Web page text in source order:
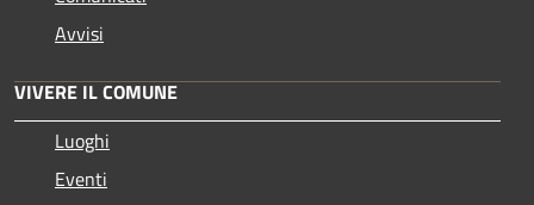
Avvisi
VIVERE IL COMUNE
Luoghi
Eventi